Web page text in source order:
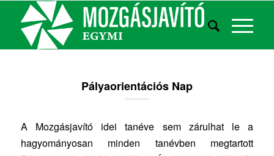
Pályaorientációs Nap
A Mozgásjavító idei tanéve sem zárulhat le a
hagyományosan minden tanévben megtartott